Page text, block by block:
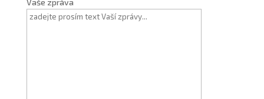
Vaše zpráva